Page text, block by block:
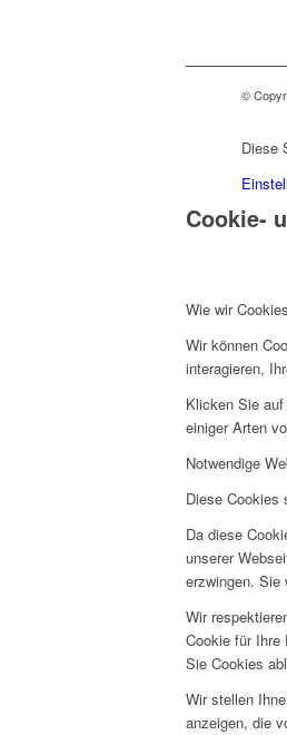
©
Diese
Cookie-
Wie wir
Wir können
interagieren,
Klicken Sie
einiger Arten
Notwendige
Diese Cookies
Da diese
unserer
erzwingen. Sie
Wir
Cookie für Ihre
Sie Cookies
Wir stellen
anzeigen, die